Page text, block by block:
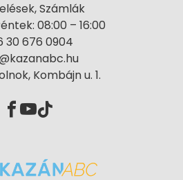
Számlák
08:00 – 16:00
30 676 0904
Kombájn u. 1.